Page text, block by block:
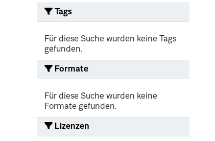
Tags
Für diese Suche wurden keine Tags
gefunden.
Formate
Für diese Suche wurden keine
Formate gefunden.
Lizenzen